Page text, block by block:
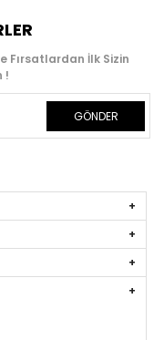
Fırsatlardan İlk Sizin
!
GÖNDER